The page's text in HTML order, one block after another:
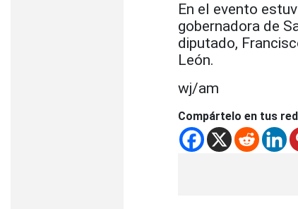
En el evento
gobernadora de
diputado,
León.
wj/am
Compártelo en tus